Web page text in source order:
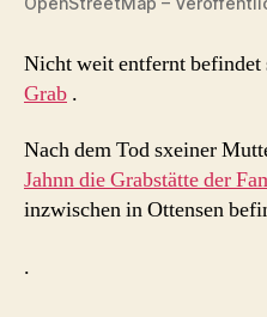
Nicht weit entfernt befindet
Grab .
Nach dem Tod sxeiner
Jahnn die Grabstätte der
inzwischen in Ottensen
.